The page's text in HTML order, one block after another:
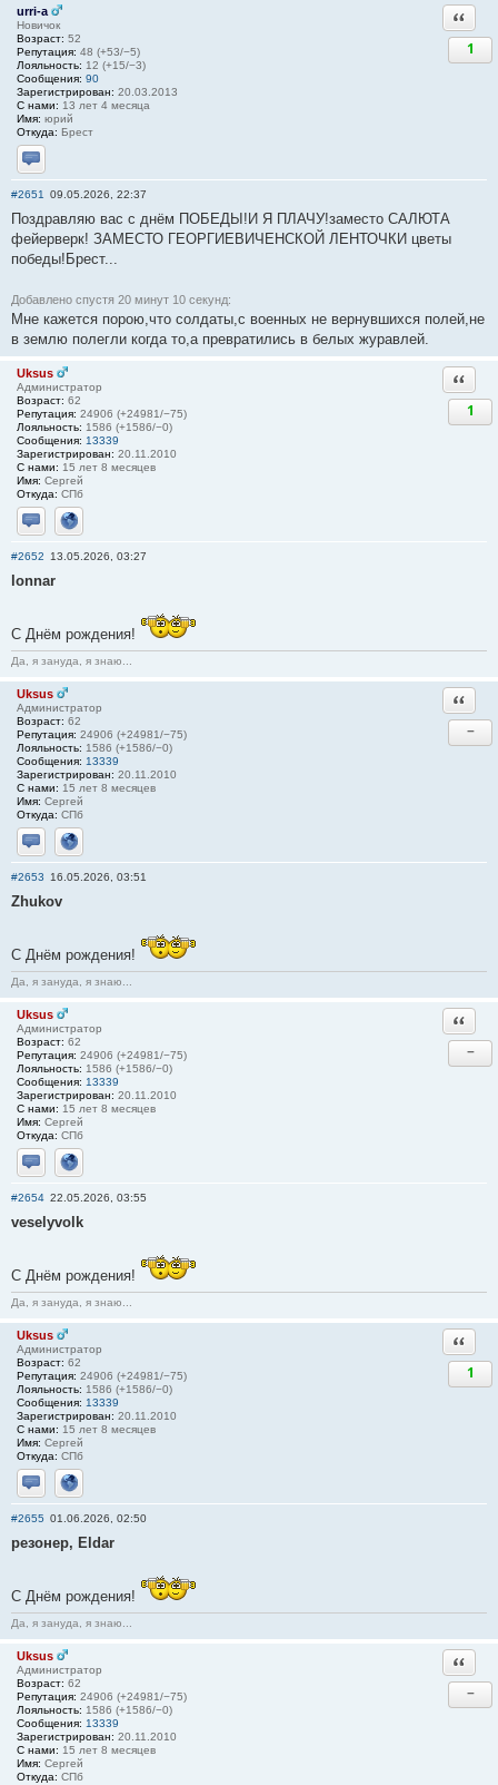
urri-a
Новичок
Возраст: 52
Репутация: 48 (+53/−5)
Лояльность: 12 (+15/−3)
Сообщения: 90
Зарегистрирован: 20.03.2013
С нами: 13 лет 4 месяца
Имя: юрий
Откуда: Брест
Отправить личное сообщение
1
#2651 09.05.2026, 22:37
Поздравляю вас с днём ПОБЕДЫ!И Я ПЛАЧУ!заместо САЛЮТА
фейерверк! ЗАМЕСТО ГЕОРГИЕВИЧЕНСКОЙ ЛЕНТОЧКИ цветы
победы!Брест...
Добавлено спустя 20 минут 10 секунд:
Мне кажется порою,что солдаты,с военных не вернувшихся полей,не
в землю полегли когда то,а превратились в белых журавлей.
Uksus
Администратор
Возраст: 62
Репутация: 24906 (+24981/−75)
Лояльность: 1586 (+1586/−0)
Сообщения: 13339
Зарегистрирован: 20.11.2010
С нами: 15 лет 8 месяцев
Имя: Сергей
Откуда: СПб
Отправить личное сообщение
Сайт
1
#2652 13.05.2026, 03:27
lonnar
С Днём рождения!
Да, я зануда, я знаю...
Uksus
Администратор
Возраст: 62
Репутация: 24906 (+24981/−75)
Лояльность: 1586 (+1586/−0)
Сообщения: 13339
Зарегистрирован: 20.11.2010
С нами: 15 лет 8 месяцев
Имя: Сергей
Откуда: СПб
Отправить личное сообщение
Сайт
−
#2653 16.05.2026, 03:51
Zhukov
С Днём рождения!
Да, я зануда, я знаю...
Uksus
Администратор
Возраст: 62
Репутация: 24906 (+24981/−75)
Лояльность: 1586 (+1586/−0)
Сообщения: 13339
Зарегистрирован: 20.11.2010
С нами: 15 лет 8 месяцев
Имя: Сергей
Откуда: СПб
Отправить личное сообщение
Сайт
−
#2654 22.05.2026, 03:55
veselyvolk
С Днём рождения!
Да, я зануда, я знаю...
Uksus
Администратор
Возраст: 62
Репутация: 24906 (+24981/−75)
Лояльность: 1586 (+1586/−0)
Сообщения: 13339
Зарегистрирован: 20.11.2010
С нами: 15 лет 8 месяцев
Имя: Сергей
Откуда: СПб
Отправить личное сообщение
Сайт
1
#2655 01.06.2026, 02:50
резонер, Eldar
С Днём рождения!
Да, я зануда, я знаю...
Uksus
Администратор
Возраст: 62
Репутация: 24906 (+24981/−75)
Лояльность: 1586 (+1586/−0)
Сообщения: 13339
Зарегистрирован: 20.11.2010
С нами: 15 лет 8 месяцев
Имя: Сергей
Откуда: СПб
−